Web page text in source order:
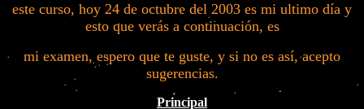
este curso, hoy 24 de octubre del 2003 es mi ultimo día y
esto que verás a continuación, es
mi examen, espero que te guste, y si no es así, acepto
sugerencias.
Principal